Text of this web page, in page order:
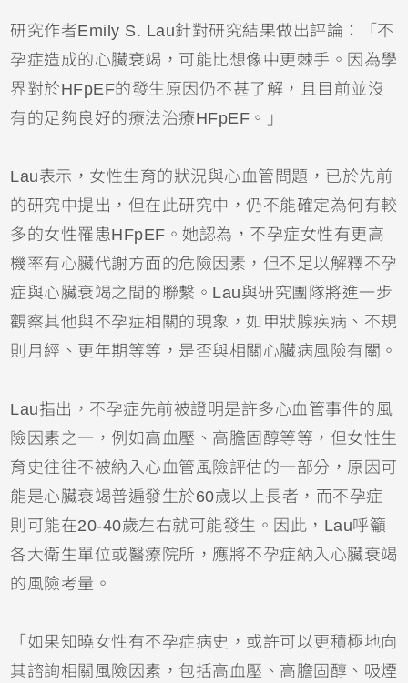
研究作者Emily S. Lau針對研究結果做出評論：「不
孕症造成的心臟衰竭，可能比想像中更棘手。因為學
界對於HFpEF的發生原因仍不甚了解，且目前並沒
有的足夠良好的療法治療HFpEF。」
Lau表示，女性生育的狀況與心血管問題，已於先前
的研究中提出，但在此研究中，仍不能確定為何有較
多的女性罹患HFpEF。她認為，不孕症女性有更高
機率有心臟代謝方面的危險因素，但不足以解釋不孕
症與心臟衰竭之間的聯繫。Lau與研究團隊將進一步
觀察其他與不孕症相關的現象，如甲狀腺疾病、不規
則月經、更年期等等，是否與相關心臟病風險有關。
Lau指出，不孕症先前被證明是許多心血管事件的風
險因素之一，例如高血壓、高膽固醇等等，但女性生
育史往往不被納入心血管風險評估的一部分，原因可
能是心臟衰竭普遍發生於60歲以上長者，而不孕症
則可能在20-40歲左右就可能發生。因此，Lau呼籲
各大衛生單位或醫療院所，應將不孕症納入心臟衰竭
的風險考量。
「如果知曉女性有不孕症病史，或許可以更積極地向
其諮詢相關風險因素，包括高血壓、高膽固醇、吸煙